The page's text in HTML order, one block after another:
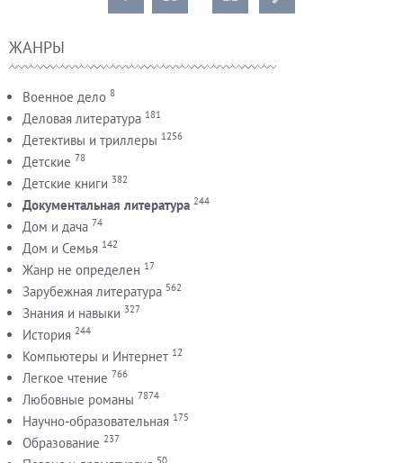
ЖАНРЫ
Военное дело 8
Деловая литература 181
Детективы и триллеры 1256
Детские 78
Детские книги 382
Документальная литература 244
Дом и дача 74
Дом и Семья 142
Жанр не определен 17
Зарубежная литература 562
Знания и навыки 327
История 244
Компьютеры и Интернет 12
Легкое чтение 766
Любовные романы 7874
Научно-образовательная 175
Образование 237
50